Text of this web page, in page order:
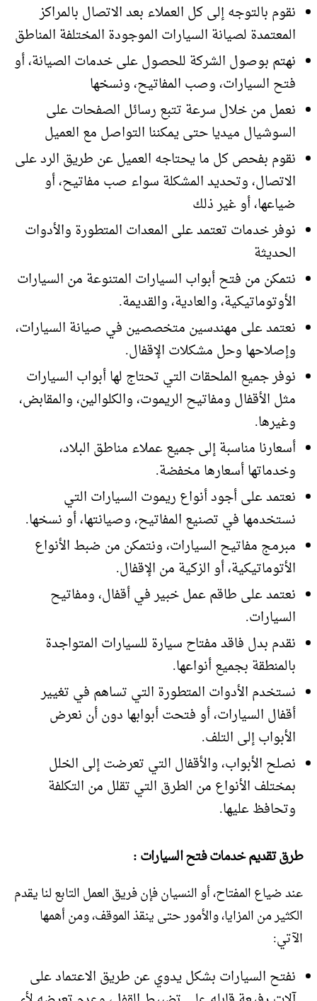
نقوم بالتوجه إلى كل العملاء بعد الاتصال بالمراكز
المعتمدة لصيانة السيارات الموجودة المختلفة المناطق
نهتم بوصول الشركة للحصول على خدمات الصيانة، أو
فتح السيارات، وصب المفاتيح، ونسخها
نعمل من خلال سرعة تتبع رسائل الصفحات على
السوشيال ميديا حتى يمكننا التواصل مع العميل
نقوم بفحص كل ما يحتاجه العميل عن طريق الرد على
الاتصال، وتحديد المشكلة سواء صب مفاتيح، أو
ضياعها، أو غير ذلك
نوفر خدمات تعتمد على المعدات المتطورة والأدوات
الحديثة
نتمكن من فتح أبواب السيارات المتنوعة من السيارات
الأوتوماتيكية، والعادية، والقديمة.
نعتمد على مهندسين متخصصين في صيانة السيارات،
وإصلاحها وحل مشكلات الإقفال.
نوفر جميع الملحقات التي تحتاج لها أبواب السيارات
مثل الأقفال ومفاتيح الريموت، والكلوالين، والمقابض،
وغيرها.
أسعارنا مناسبة إلى جميع عملاء مناطق البلاد،
وخدماتها أسعارها مخفضة.
نعتمد على أجود أنواع ريموت السيارات التي
نستخدمها في تصنيع المفاتيح، وصيانتها، أو نسخها.
مبرمج مفاتيح السيارات، ونتمكن من ضبط الأنواع
الأتوماتيكية، أو الزكية من الإقفال.
نعتمد على طاقم عمل خبير في أقفال، ومفاتيح
السيارات.
نقدم بدل فاقد مفتاح سيارة للسيارات المتواجدة
بالمنطقة بجميع أنواعها.
نستخدم الأدوات المتطورة التي تساهم في تغيير
أقفال السيارات، أو فتحت أبوابها دون أن نعرض
الأبواب إلى التلف.
نصلح الأبواب، والأقفال التي تعرضت إلى الخلل
بمختلف الأنواع من الطرق التي تقلل من التكلفة
وتحافظ عليها.
طرق تقديم خدمات فتح السيارات :
عند ضياع المفتاح، أو النسيان فإن فريق العمل التابع لنا يقدم
الكثير من المزايا، والأمور حتى ينقذ الموقف، ومن أهمها
الآتي:
نفتح السيارات بشكل يدوي عن طريق الاعتماد على